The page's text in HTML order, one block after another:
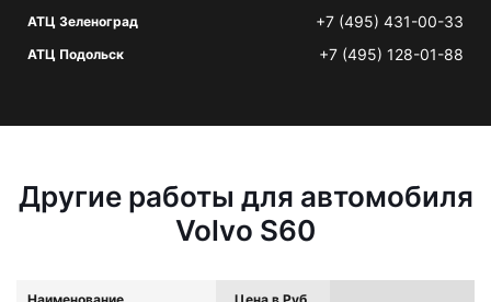
АТЦ Зеленоград +7 (495) 431-00-33
АТЦ Подольск +7 (495) 128-01-88
Другие работы для автомобиля
Volvo S60